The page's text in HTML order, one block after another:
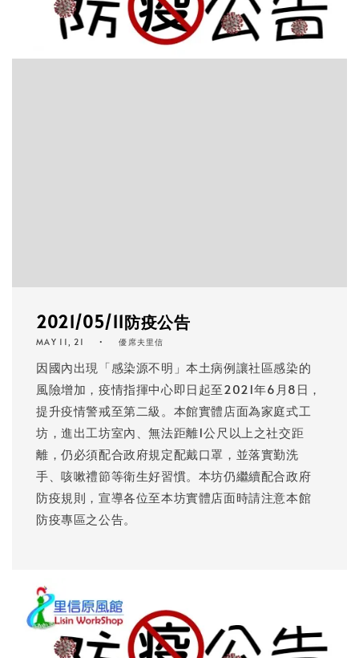
2021/05/11防疫公告
MAY 11, 21 優席夫里信
因國內出現「感染源不明」本土病例讓社區感染的
風險增加，疫情指揮中心即日起至2021年6月8日，
提升疫情警戒至第二級。本館實體店面為家庭式工
坊，進出工坊室內、無法距離1公尺以上之社交距
離，仍必須配合政府規定配戴口罩，並落實勤洗
手、咳嗽禮節等衛生好習慣。本坊仍繼續配合政府
防疫規則，宣導各位至本坊實體店面時請注意本館
防疫專區之公告。